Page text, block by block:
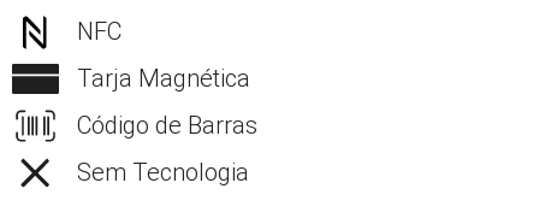
NFC
Tarja Magnética
Código de Barras
Sem Tecnologia